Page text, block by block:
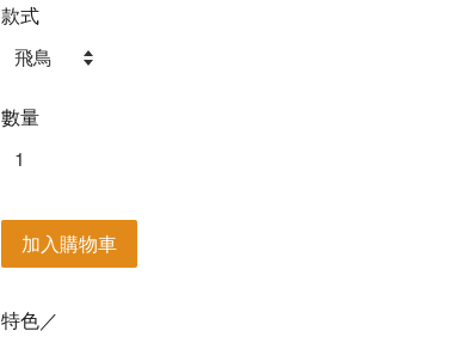
款式
數量
加入購物車
特色／